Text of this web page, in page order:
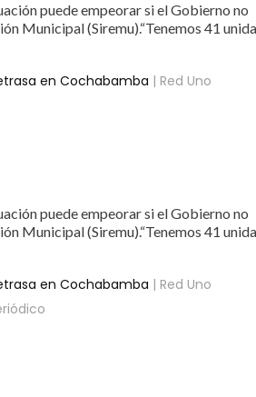
puede empeorar si el Gobierno no
Municipal (Siremu).“Tenemos 41
en Cochabamba | Red Uno
puede empeorar si el Gobierno no
Municipal (Siremu).“Tenemos 41
en Cochabamba | Red Uno